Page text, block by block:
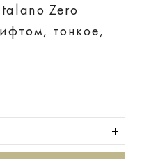
Zero
тонкое,